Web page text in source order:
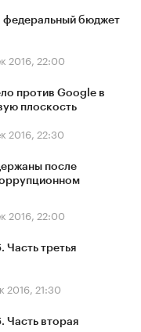
федеральный бюджет
2016, 22:00
против Google в
плоскость
2016, 22:30
после
2016, 22:00
Часть третья
2016, 21:30
Часть вторая